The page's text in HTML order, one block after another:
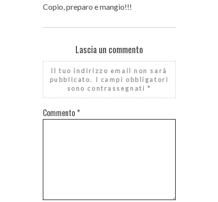
Copio, preparo e mangio!!!
Lascia un commento
Il tuo indirizzo email non sarà
pubblicato.
I campi obbligatori
sono contrassegnati *
Commento *